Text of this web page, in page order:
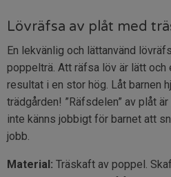
Lövräfsa av plåt med
En lekvänlig och lättanvänd
poppelträ. Att räfsa löv är lätt och
resultat i en stor hög. Låt barnen
trädgården! ”Räfsdelen” av plåt
inte känns jobbigt för barnet att
jobb.
Material: Träskaft av poppel.